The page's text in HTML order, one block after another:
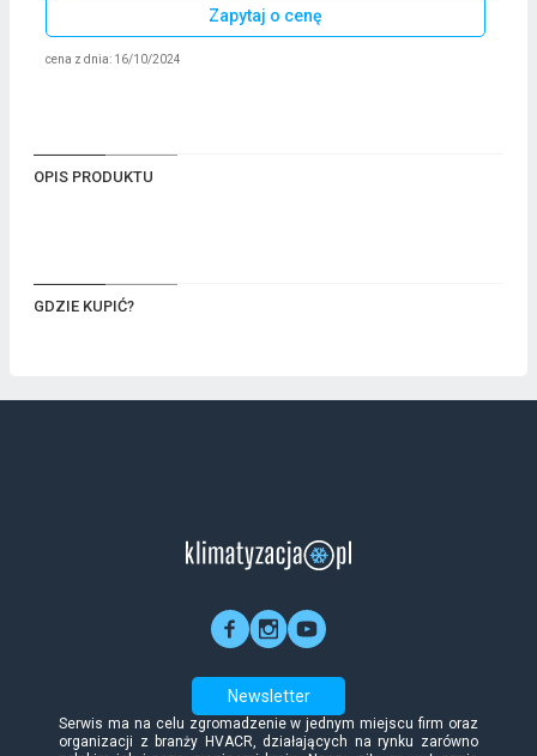
Zapytaj o cenę
cena z dnia: 16/10/2024
OPIS PRODUKTU
GDZIE KUPIĆ?
Newsletter
Serwis ma na celu zgromadzenie w jednym miejscu firm oraz
organizacji z branży HVACR, działających na rynku zarówno